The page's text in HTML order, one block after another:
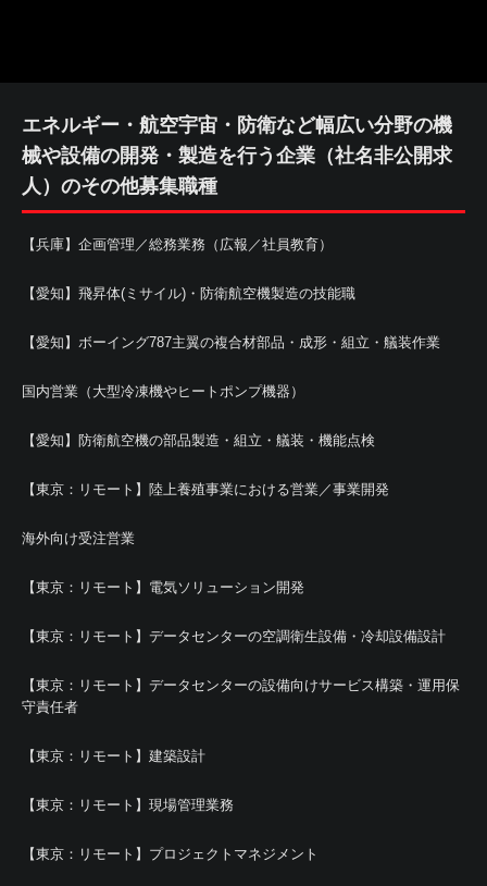
エネルギー・航空宇宙・防衛など幅広い分野の機
械や設備の開発・製造を行う企業（社名非公開求
人）のその他募集職種
【兵庫】企画管理／総務業務（広報／社員教育）
【愛知】飛昇体(ミサイル)・防衛航空機製造の技能職
【愛知】ボーイング787主翼の複合材部品・成形・組立・艤装作業
国内営業（大型冷凍機やヒートポンプ機器）
【愛知】防衛航空機の部品製造・組立・艤装・機能点検
【東京：リモート】陸上養殖事業における営業／事業開発
海外向け受注営業
【東京：リモート】電気ソリューション開発
【東京：リモート】データセンターの空調衛生設備・冷却設備設計
【東京：リモート】データセンターの設備向けサービス構築・運用保
守責任者
【東京：リモート】建築設計
【東京：リモート】現場管理業務
【東京：リモート】プロジェクトマネジメント